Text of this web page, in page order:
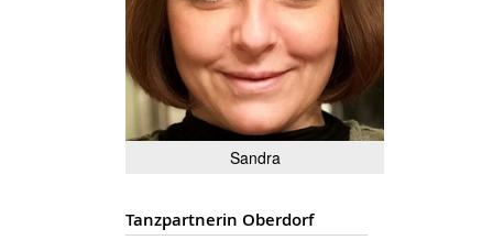
Sandra
Tanzpartnerin Oberdorf